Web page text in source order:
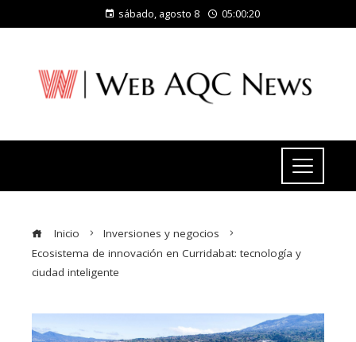
sábado, agosto 8 05:00:21
Inicio
Inversiones y negocios
Ecosistema de innovación en Curridabat: tecnología y
ciudad inteligente